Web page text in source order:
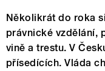
Několikrát do roka
právnické vzdělání,
vině a trestu. V
přísedících. Vláda